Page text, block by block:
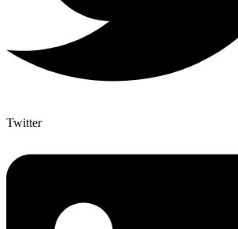
Twitter